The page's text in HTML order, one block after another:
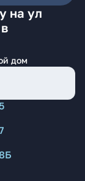
на ул
дом
5
8Б